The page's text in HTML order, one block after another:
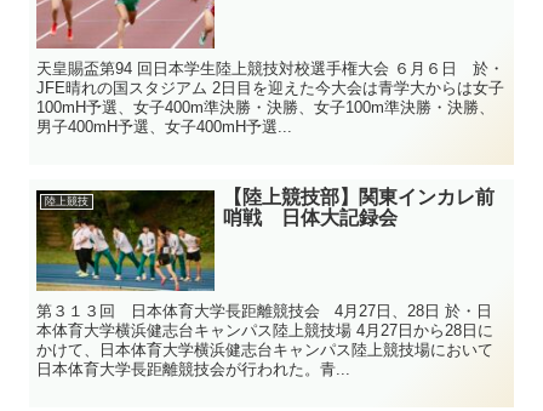
天皇賜盃第94 回日本学生陸上競技対校選手権大会 ６月６日 於・
JFE晴れの国スタジアム 2日目を迎えた今大会は青学大からは女子
100mH予選、女子400m準決勝・決勝、女子100m準決勝・決勝、
男子400mH予選、女子400mH予選...
陸上競技
【陸上競技部】関東インカレ前
哨戦 日体大記録会
第３１３回 日本体育大学長距離競技会 4月27日、28日 於・日
本体育大学横浜健志台キャンパス陸上競技場 4月27日から28日に
かけて、日本体育大学横浜健志台キャンパス陸上競技場において
日本体育大学長距離競技会が行われた。青...